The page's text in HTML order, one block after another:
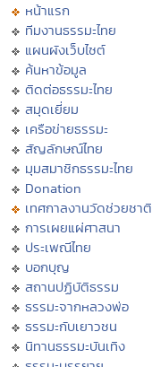
หน้าแรก
ทีมงานธรรมะไทย
แผนผังเว็บไซต์
ค้นหาข้อมูล
ติดต่อธรรมะไทย
สมุดเยี่ยม
เครือข่ายธรรมะ
สัญลักษณ์ไทย
มุมสมาชิกธรรมะไทย
Donation
เทศกาลงานวัดช่วยชาติ
การเผยแผ่ศาสนา
ประเพณีไทย
บอกบุญ
สถานปฏิบัติธรรม
ธรรมะจากหลวงพ่อ
ธรรมะกับเยาวชน
นิทานธรรมะบันเทิง